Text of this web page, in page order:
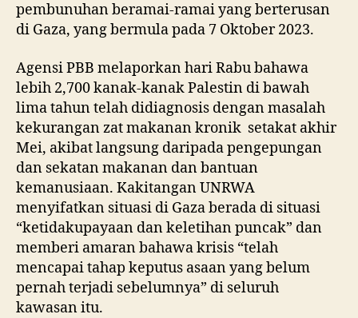
pembunuhan beramai-ramai yang berterusan
di Gaza, yang bermula pada 7 Oktober 2023.
Agensi PBB melaporkan hari Rabu bahawa
lebih 2,700 kanak-kanak Palestin di bawah
lima tahun telah didiagnosis dengan masalah
kekurangan zat makanan kronik setakat akhir
Mei, akibat langsung daripada pengepungan
dan sekatan makanan dan bantuan
kemanusiaan. Kakitangan UNRWA
menyifatkan situasi di Gaza berada di situasi
“ketidakupayaan dan keletihan puncak” dan
memberi amaran bahawa krisis “telah
mencapai tahap keputus asaan yang belum
pernah terjadi sebelumnya” di seluruh
kawasan itu.